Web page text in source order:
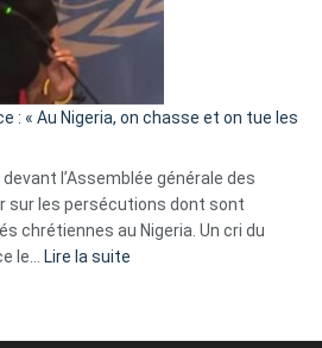
a
tout
parle
ses
tripes »
: « Au Nigeria, on chasse et on tue les
l’Assemblée générale des
sur les persécutions dont sont
chrétiennes au Nigeria. Un cri du
le… Lire la suite